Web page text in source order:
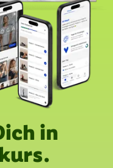
in